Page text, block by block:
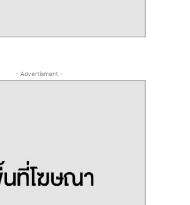
- Advertisment -